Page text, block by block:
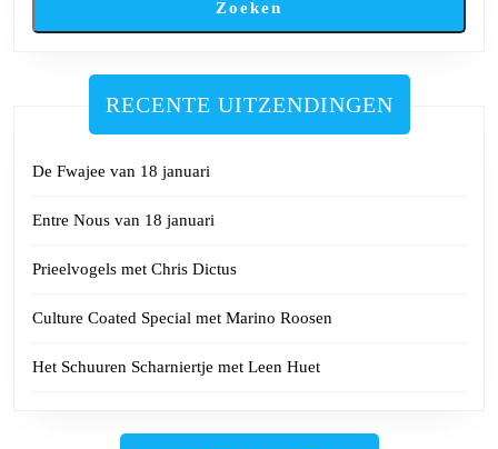
Zoeken
RECENTE UITZENDINGEN
De Fwajee van 18 januari
Entre Nous van 18 januari
Prieelvogels met Chris Dictus
Culture Coated Special met Marino Roosen
Het Schuuren Scharniertje met Leen Huet